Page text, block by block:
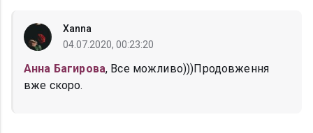
Xanna
04.07.2020, 00:23:20
Анна Багирова, Все можливо)))Продовження
вже скоро.